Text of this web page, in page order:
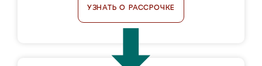
УЗНАТЬ О РАССРОЧКЕ